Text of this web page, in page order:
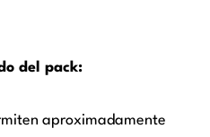
del pack:
aproximadamente